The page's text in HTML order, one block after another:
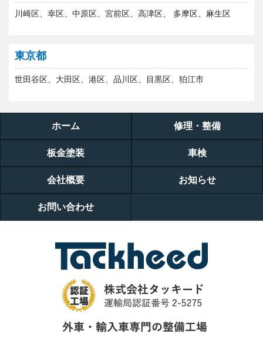
川崎区、幸区、中原区、宮前区、高津区、 多摩区、麻生区
東京都
世田谷区、大田区、港区、品川区、目黒区、狛江市
ホーム 修理・整備
板金塗装 車検
会社概要 お知らせ
お問い合わせ